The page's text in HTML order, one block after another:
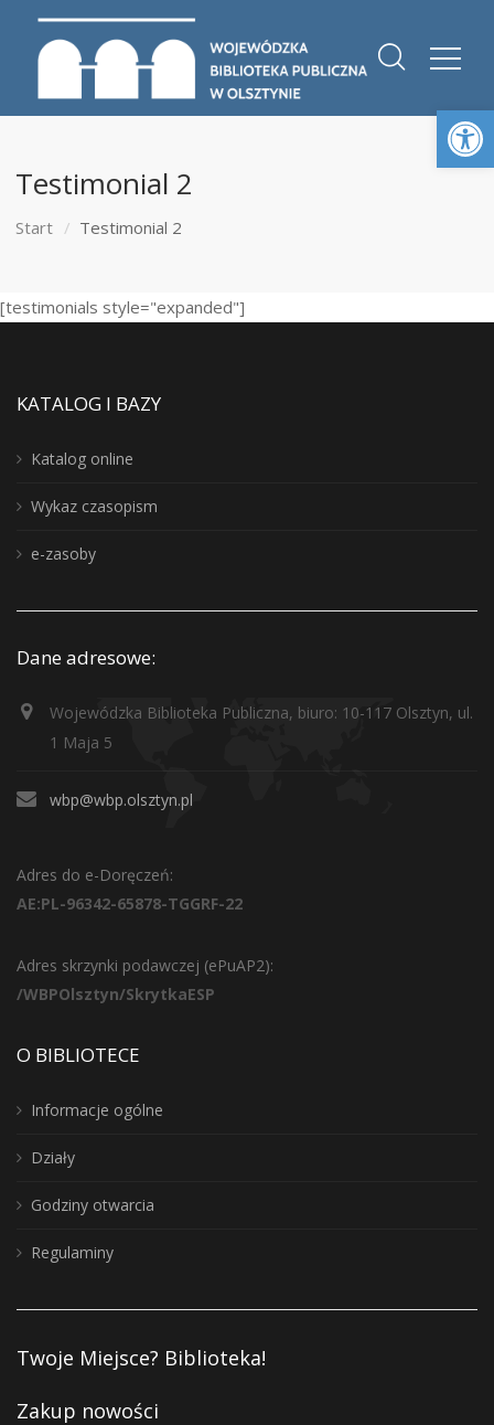
Testimonial 2
Start Testimonial 2
[testimonials style="expanded"]
KATALOG I BAZY
Katalog online
Wykaz czasopism
e-zasoby
Dane adresowe:
Wojewódzka Biblioteka Publiczna, biuro: 10-117 Olsztyn, ul.
1 Maja 5
wbp@wbp.olsztyn.pl
Adres do e-Doręczeń:
AE:PL-96342-65878-TGGRF-22
Adres skrzynki podawczej (ePuAP2):
/WBPOlsztyn/SkrytkaESP
O BIBLIOTECE
Informacje ogólne
Działy
Godziny otwarcia
Regulaminy
Twoje Miejsce? Biblioteka!
Zakup nowości